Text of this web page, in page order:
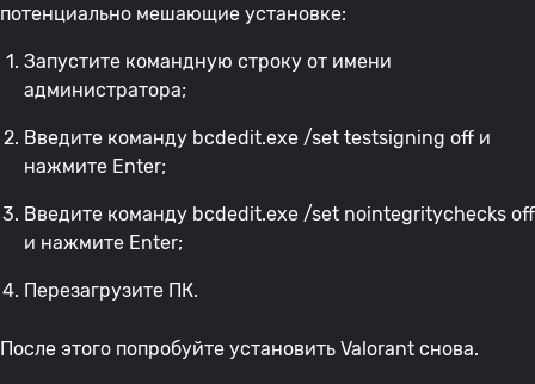
потенциально мешающие установке:
Запустите командную строку от имени
администратора;
Введите команду bcdedit.exe /set testsigning off и
нажмите Enter;
Введите команду bcdedit.exe /set nointegritychecks off
и нажмите Enter;
Перезагрузите ПК.
После этого попробуйте установить Valorant снова.